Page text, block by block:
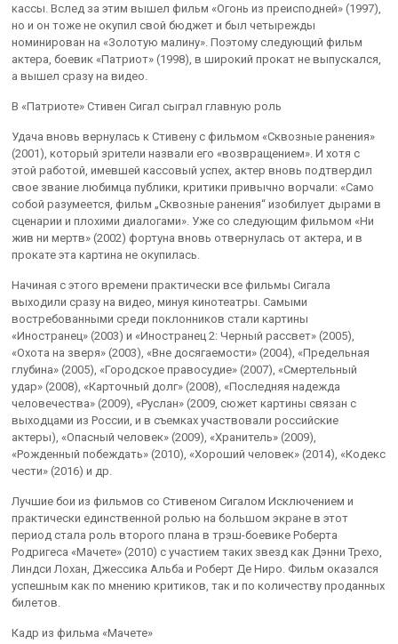
кассы. Вслед за этим вышел фильм «Огонь из преисподней» (1997),
но и он тоже не окупил свой бюджет и был четырежды
номинирован на «Золотую малину». Поэтому следующий фильм
актера, боевик «Патриот» (1998), в широкий прокат не выпускался,
а вышел сразу на видео.
В «Патриоте» Стивен Сигал сыграл главную роль
Удача вновь вернулась к Стивену с фильмом «Сквозные ранения»
(2001), который зрители назвали его «возвращением». И хотя с
этой работой, имевшей кассовый успех, актер вновь подтвердил
свое звание любимца публики, критики привычно ворчали: «Само
собой разумеется, фильм „Сквозные ранения“ изобилует дырами в
сценарии и плохими диалогами». Уже со следующим фильмом «Ни
жив ни мертв» (2002) фортуна вновь отвернулась от актера, и в
прокате эта картина не окупилась.
Начиная с этого времени практически все фильмы Сигала
выходили сразу на видео, минуя кинотеатры. Самыми
востребованными среди поклонников стали картины
«Иностранец» (2003) и «Иностранец 2: Черный рассвет» (2005),
«Охота на зверя» (2003), «Вне досягаемости» (2004), «Предельная
глубина» (2005), «Городское правосудие» (2007), «Смертельный
удар» (2008), «Карточный долг» (2008), «Последняя надежда
человечества» (2009), «Руслан» (2009, сюжет картины связан с
выходцами из России, и в съемках участвовали российские
актеры), «Опасный человек» (2009), «Хранитель» (2009),
«Рожденный побеждать» (2010), «Хороший человек» (2014), «Кодекс
чести» (2016) и др.
Лучшие бои из фильмов со Стивеном Сигалом Исключением и
практически единственной ролью на большом экране в этот
период стала роль второго плана в трэш-боевике Роберта
Родригеса «Мачете» (2010) с участием таких звезд как Дэнни Трехо,
Линдси Лохан, Джессика Альба и Роберт Де Ниро. Фильм оказался
успешным как по мнению критиков, так и по количеству проданных
билетов.
Кадр из фильма «Мачете»